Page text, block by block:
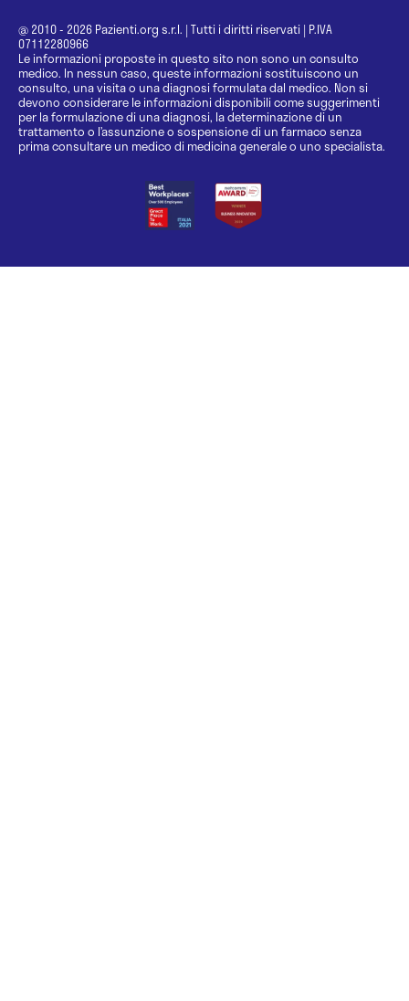
@ 2010 - 2026 Pazienti.org s.r.l. | Tutti i diritti riservati | P.IVA
07112280966
Le informazioni proposte in questo sito non sono un consulto
medico. In nessun caso, queste informazioni sostituiscono un
consulto, una visita o una diagnosi formulata dal medico. Non si
devono considerare le informazioni disponibili come suggerimenti
per la formulazione di una diagnosi, la determinazione di un
trattamento o l’assunzione o sospensione di un farmaco senza
prima consultare un medico di medicina generale o uno specialista.